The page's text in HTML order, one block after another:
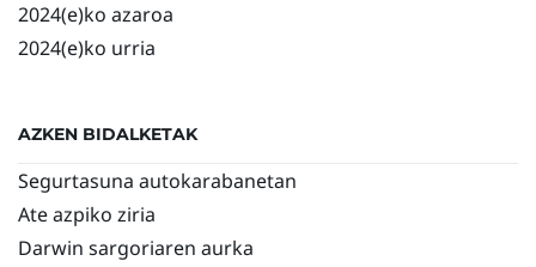
2024(e)ko azaroa
2024(e)ko urria
AZKEN BIDALKETAK
Segurtasuna autokarabanetan
Ate azpiko ziria
Darwin sargoriaren aurka